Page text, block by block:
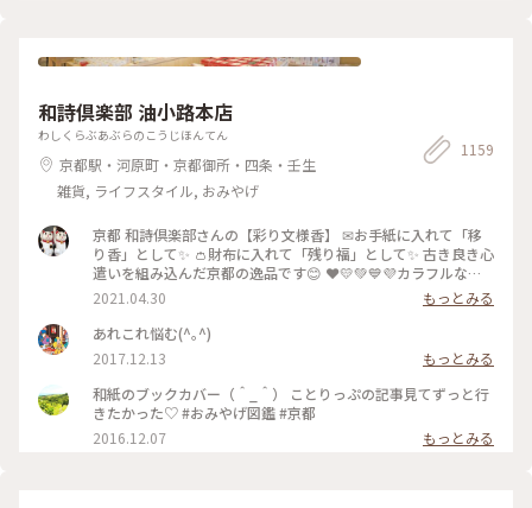
和詩倶楽部 油小路本店
わしくらぶあぶらのこうじほんてん
京都駅・河原町・京都御所・四条・壬生
雑貨, ライフスタイル, おみやげ
1159
京都 和詩倶楽部さんの【彩り文様香】 ✉お手紙に入れて「移
り香」として✨ 👛財布に入れて「残り福」として✨ 古き良き心
遣いを組み込んだ京都の逸品です😊 ❤️💛💚💙💜カラフルな可
愛い「京もの」 持ってるだけで幸せな気持ちになりますよ〜(*
´ᵕ`*) ❁❀✿✾🤍香りは 白檀🤍❁❀✿✾ 伝統文様の説明は写真5
枚目を見てくださいね✨ * 白檀はふくよかで優美さを兼ね備え
高貴な心打つ香りがします(*´˘`*)♡♡♡ 大好きな香りです(｡･
ω･｡)❁。🌼.*･ﾟ .ﾟ･*. * 古代より人の心を捉え 和らげてきた香
り。 お寺にいるような落ち着いた気持ちになります😌 * 今日
で4月も最終日。 過ぎ行く春を名残惜しみ 桜のお香をたきまし
た･:*:･(*´ｴ｀*)･:*:･ 🌸桜だけど 白檀の香りです😆 🐱にゃんこ
のお香立てを見せたかったの〜😜 * 我慢がまんの連休ですが
2021.04.30
もっとみる
あれこれ悩む(^｡^)
2017.12.13
もっとみる
和紙のブックカバー（＾_＾） ことりっぷの記事見てずっと行
きたかった♡ #おみやげ図鑑 #京都
2016.12.07
もっとみる